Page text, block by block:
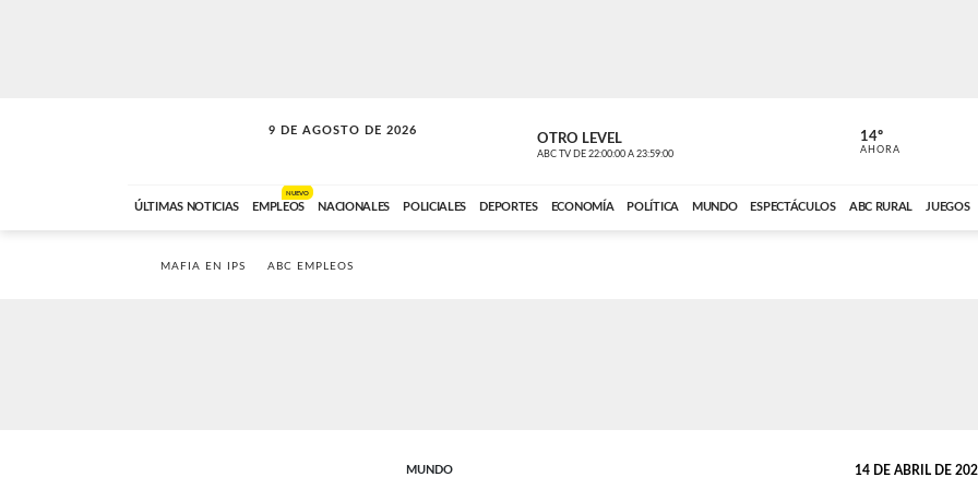
9 DE AGOSTO DE 2026
SOLO MÚSICA OTRO LEVEL
ABC TV DE 22:00:00 A 23:59:00 ABC CARDINAL
14º
AHORA
ÚLTIMAS NOTICIAS EMPLEOS
NUEVO
NACIONALES POLICIALES DEPORTES ECONOMÍA POLÍTICA MUNDO ESPECTÁCULOS ABC RURAL JUEGOS
MAFIA EN IPS ABC EMPLEOS
MUNDO 14 DE ABRIL DE